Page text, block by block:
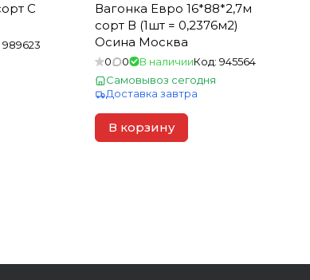
989623
Вагонка Евро 16*88*2,7м
сорт В (1шт = 0,2376м2)
Осина Москва
0 0 В наличииКод: 945564
Самовывоз сегодня
Доставка завтра
В корзину